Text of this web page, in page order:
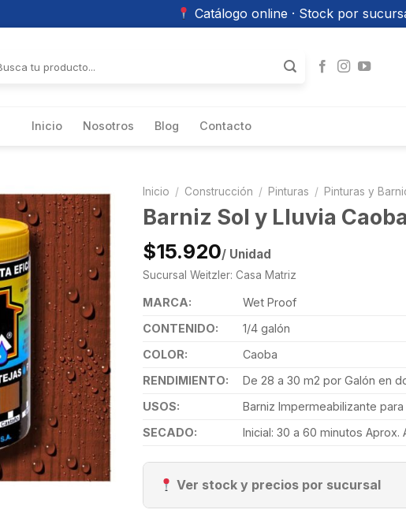
Catálogo online · Stock por
Inicio Nosotros Blog Contacto
Inicio / Construcción / Pinturas / Pinturas y
Barniz Sol y Lluvia
$15.920/ Unidad
Sucursal Weitzler: Casa Matriz
MARCA:
Wet Proof
CONTENIDO:
1/4 galón
COLOR:
Caoba
RENDIMIENTO:
De 28 a 30 m2 por Galón en
USOS:
Barniz Impermeabilizante
SECADO:
Inicial: 30 a 60 minutos
Ver stock y precios por sucursal